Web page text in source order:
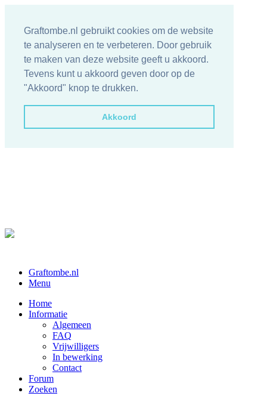
Graftombe.nl gebruikt cookies om de website
te analyseren en te verbeteren. Door gebruik
te maken van deze website geeft u akkoord.
Tevens kunt u akkoord geven door op de
"Akkoord" knop te drukken.
Akkoord
Graftombe.nl
Menu
Home
Informatie
Algemeen
FAQ
Vrijwilligers
In bewerking
Contact
Forum
Zoeken